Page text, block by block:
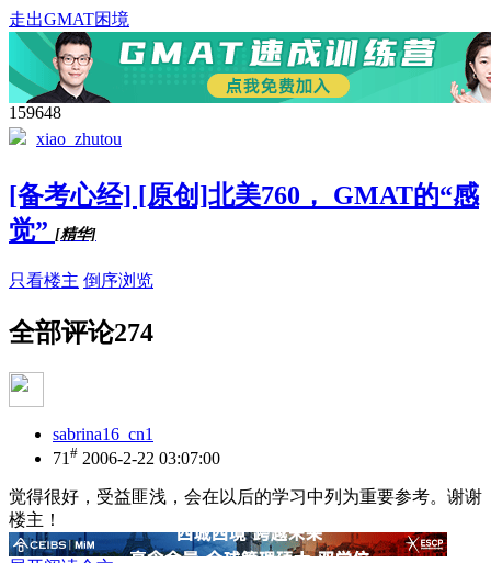
走出GMAT困境
159648
xiao_zhutou
[备考心经] [原创]北美760， GMAT的“感
觉” [精华]
只看楼主 倒序浏览
全部评论274
sabrina16_cn1
71 # 2006-2-22 03:07:00
觉得很好，受益匪浅，会在以后的学习中列为重要参考。谢谢
楼主！